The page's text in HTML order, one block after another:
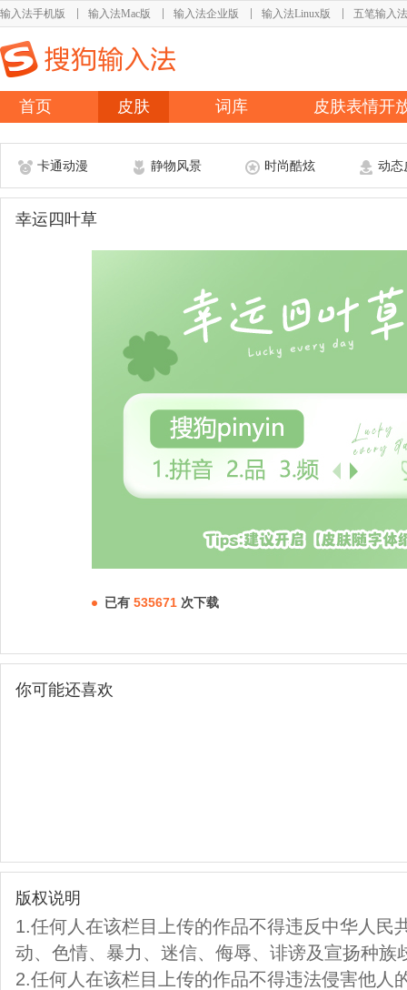
输入法手机版 输入法Mac版 输入法企业版 输入法Linux版 五笔输入法
首页 皮肤 词库 皮肤表情开
卡通动漫 静物风景 时尚酷炫 动态
幸运四叶草
已有 535671 次下载
你可能还喜欢
版权说明
1.任何人在该栏目上传的作品不得违反中华人民
动、色情、暴力、迷信、侮辱、诽谤及宣扬种族
2.任何人在该栏目上传的作品不得违法侵害他人